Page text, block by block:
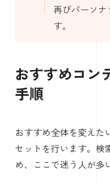
再びパーソ
す。
おすすめコン
手順
おすすめ全体を変えた
セットを行います。検
め、ここで迷う人が多